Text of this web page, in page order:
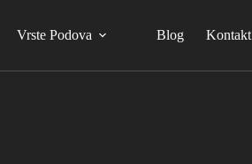
Vrste Podova Blog Kontakt